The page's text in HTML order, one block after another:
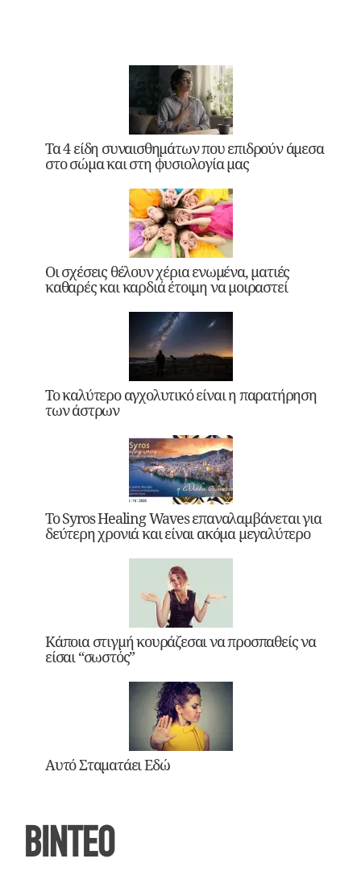
Τα 4 είδη συναισθημάτων που επιδρούν άμεσα
στο σώμα και στη φυσιολογία μας
Οι σχέσεις θέλουν χέρια ενωμένα, ματιές
καθαρές και καρδιά έτοιμη να μοιραστεί
Το καλύτερο αγχολυτικό είναι η παρατήρηση
των άστρων
Το Syros Healing Waves επαναλαμβάνεται για
δεύτερη χρονιά και είναι ακόμα μεγαλύτερο
Κάποια στιγμή κουράζεσαι να προσπαθείς να
είσαι “σωστός”
Αυτό Σταματάει Εδώ
ΒΙΝΤΕΟ